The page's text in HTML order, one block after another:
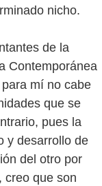
nicho.
de la
Contemporánea
mí no cabe
que se
pues la
y desarrollo de
del otro por
creo que son